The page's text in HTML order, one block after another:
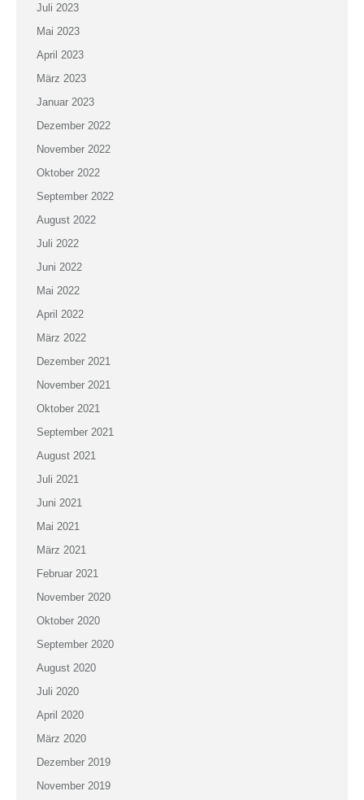
Juli 2023
Mai 2023
April 2023
März 2023
Januar 2023
Dezember 2022
November 2022
Oktober 2022
September 2022
August 2022
Juli 2022
Juni 2022
Mai 2022
April 2022
März 2022
Dezember 2021
November 2021
Oktober 2021
September 2021
August 2021
Juli 2021
Juni 2021
Mai 2021
März 2021
Februar 2021
November 2020
Oktober 2020
September 2020
August 2020
Juli 2020
April 2020
März 2020
Dezember 2019
November 2019